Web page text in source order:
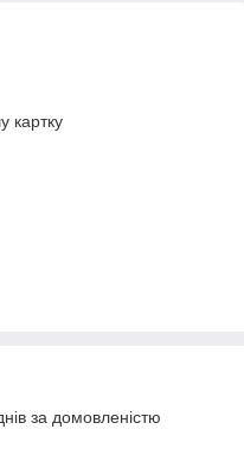
картку
за домовленістю